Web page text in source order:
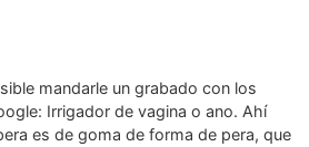
mandarle un grabado con los
Irrigador de vagina o ano. Ahí
es de goma de forma de pera, que